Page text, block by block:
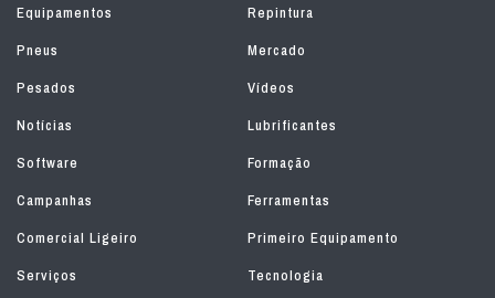
Equipamentos
Repintura
Pneus
Mercado
Pesados
Vídeos
Notícias
Lubrificantes
Software
Formação
Campanhas
Ferramentas
Comercial Ligeiro
Primeiro Equipamento
Serviços
Tecnologia